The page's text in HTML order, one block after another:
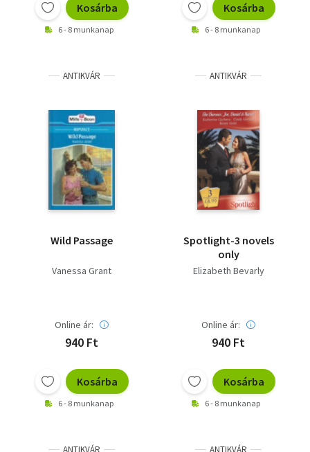
Kosárba
6 - 8 munkanap
Kosárba
6 - 8 munkanap
ANTIKVÁR
Wild Passage
Vanessa Grant
Online ár:
940 Ft
Kosárba
6 - 8 munkanap
ANTIKVÁR
Spotlight-3 novels
only
Elizabeth Bevarly
Online ár:
940 Ft
Kosárba
6 - 8 munkanap
ANTIKVÁR ANTIKVÁR